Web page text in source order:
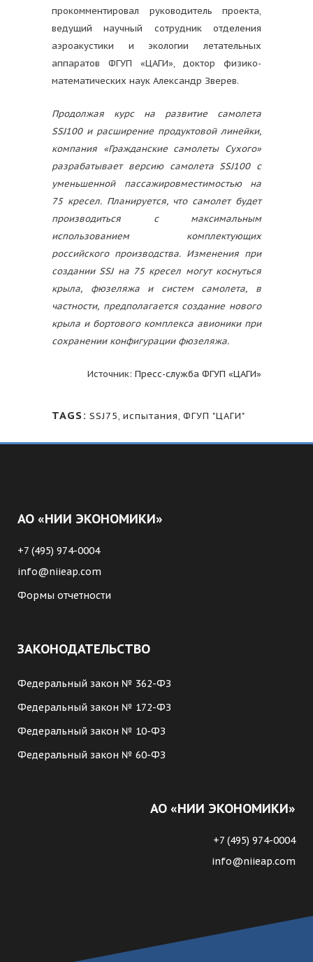
прокомментировал руководитель проекта,
ведущий научный сотрудник отделения
аэроакустики и экологии летательных
аппаратов ФГУП «ЦАГИ», доктор физико-
математических наук Александр Зверев.
Продолжая курс на развитие самолета
SSJ100 и расширение продуктовой линейки,
компания «Гражданские самолеты Сухого»
разрабатывает версию самолета SSJ100 с
уменьшенной пассажировместимостью на
75 кресел. Планируется, что самолет будет
производиться с максимальным
использованием комплектующих
российского производства. Изменения при
создании SSJ на 75 кресел могут коснуться
крыла, фюзеляжа и систем самолета, в
частности, предполагается создание нового
крыла и бортового комплекса авионики при
сохранении конфигурации фюзеляжа.
Источник: Пресс-служба ФГУП «ЦАГИ»
TAGS: SSJ75, испытания, ФГУП "ЦАГИ"
АО «НИИ ЭКОНОМИКИ»
+7 (495) 974-0004
info@niieap.com
Формы отчетности
ЗАКОНОДАТЕЛЬСТВО
Федеральный закон № 362-ФЗ
Федеральный закон № 172-ФЗ
Федеральный закон № 10-ФЗ
Федеральный закон № 60-ФЗ
АО «НИИ ЭКОНОМИКИ»
+7 (495) 974-0004
info@niieap.com